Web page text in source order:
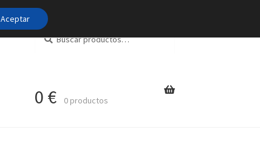
Buscar
por:
Buscar
0 € 0 productos
Aceptar